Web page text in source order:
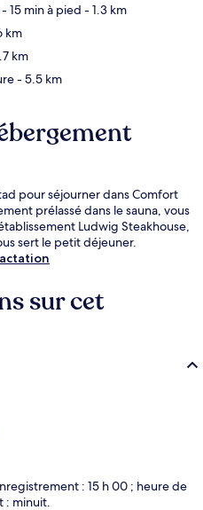
- 15 min à pied - 1.3 km
km
km
- 5.5 km
pour séjourner dans Comfort
prélassé dans le sauna, vous
Ludwig Steakhouse,
sert le petit déjeuner.
sur cet
: 15 h 00 ; heure de
: minuit.